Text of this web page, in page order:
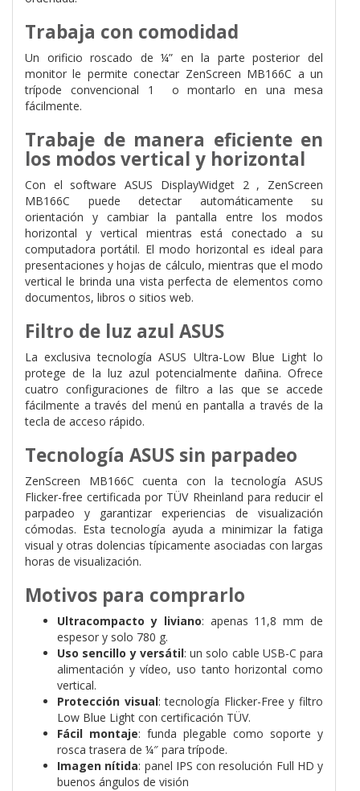
Trabaja con comodidad
Un orificio roscado de ¼” en la parte posterior del
monitor le permite conectar ZenScreen MB166C a un
trípode convencional 1 o montarlo en una mesa
fácilmente.
Trabaje de manera eficiente en
los modos vertical y horizontal
Con el software ASUS DisplayWidget 2 , ZenScreen
MB166C puede detectar automáticamente su
orientación y cambiar la pantalla entre los modos
horizontal y vertical mientras está conectado a su
computadora portátil. El modo horizontal es ideal para
presentaciones y hojas de cálculo, mientras que el modo
vertical le brinda una vista perfecta de elementos como
documentos, libros o sitios web.
Filtro de luz azul ASUS
La exclusiva tecnología ASUS Ultra-Low Blue Light lo
protege de la luz azul potencialmente dañina. Ofrece
cuatro configuraciones de filtro a las que se accede
fácilmente a través del menú en pantalla a través de la
tecla de acceso rápido.
Tecnología ASUS sin parpadeo
ZenScreen MB166C cuenta con la tecnología ASUS
Flicker-free certificada por TÜV Rheinland para reducir el
parpadeo y garantizar experiencias de visualización
cómodas. Esta tecnología ayuda a minimizar la fatiga
visual y otras dolencias típicamente asociadas con largas
horas de visualización.
Motivos para comprarlo
Ultracompacto y liviano: apenas 11,8 mm de
espesor y solo 780 g.
Uso sencillo y versátil: un solo cable USB-C para
alimentación y vídeo, uso tanto horizontal como
vertical.
Protección visual: tecnología Flicker-Free y filtro
Low Blue Light con certificación TÜV.
Fácil montaje: funda plegable como soporte y
rosca trasera de ¼″ para trípode.
Imagen nítida: panel IPS con resolución Full HD y
buenos ángulos de visión